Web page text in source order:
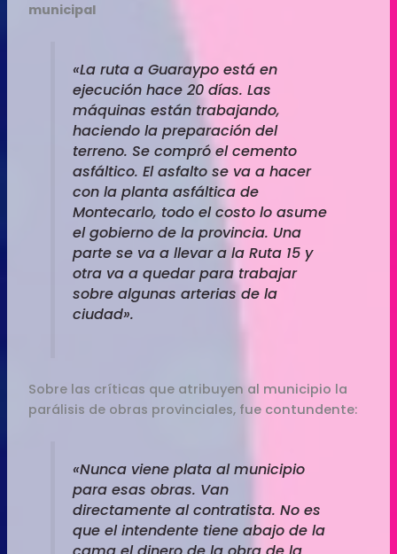
municipal
«La ruta a Guaraypo está en
ejecución hace 20 días. Las
máquinas están trabajando,
haciendo la preparación del
terreno. Se compró el cemento
asfáltico. El asfalto se va a hacer
con la planta asfáltica de
Montecarlo, todo el costo lo asume
el gobierno de la provincia. Una
parte se va a llevar a la Ruta 15 y
otra va a quedar para trabajar
sobre algunas arterias de la
ciudad».
Sobre las críticas que atribuyen al municipio la
parálisis de obras provinciales, fue contundente:
«Nunca viene plata al municipio
para esas obras. Van
directamente al contratista. No es
que el intendente tiene abajo de la